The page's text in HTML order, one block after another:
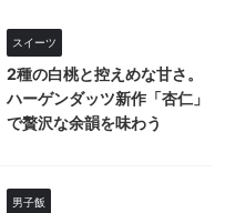
スイーツ
2種の白桃と控えめな甘さ。
ハーゲンダッツ新作「杏仁」
で贅沢な余韻を味わう
男子飯